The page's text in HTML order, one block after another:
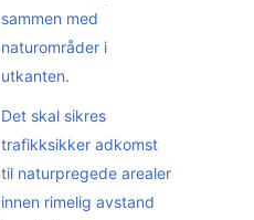
sammen med
naturområder i
utkanten.
Det skal sikres
trafikksikker adkomst
til naturpregede arealer
innen rimelig avstand